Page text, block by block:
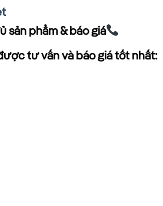
sản phẩm & báo giá
tư vấn và báo giá tốt nhất: